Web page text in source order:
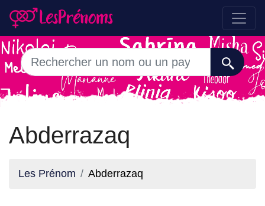
Abderrazaq
Les Prénom Abderrazaq